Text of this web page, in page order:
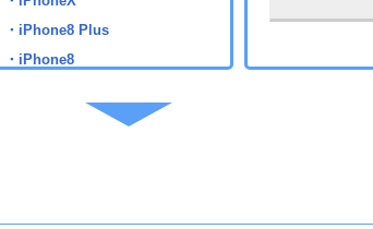
・iPhone8 Plus
・iPhone8